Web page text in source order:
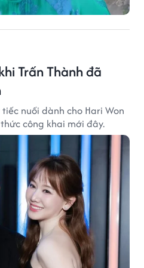
Trấn Thành đã
nuối dành cho Hari Won
công khai mới đây.